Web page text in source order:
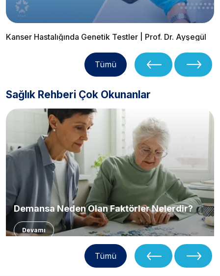
Kanser Hastalığında Genetik Testler | Prof. Dr. Ayşegül
Tümü
Sağlık Rehberi Çok Okunanlar
Demansa Neden Olan Faktörler Nelerdir?
Devamı
Tümü